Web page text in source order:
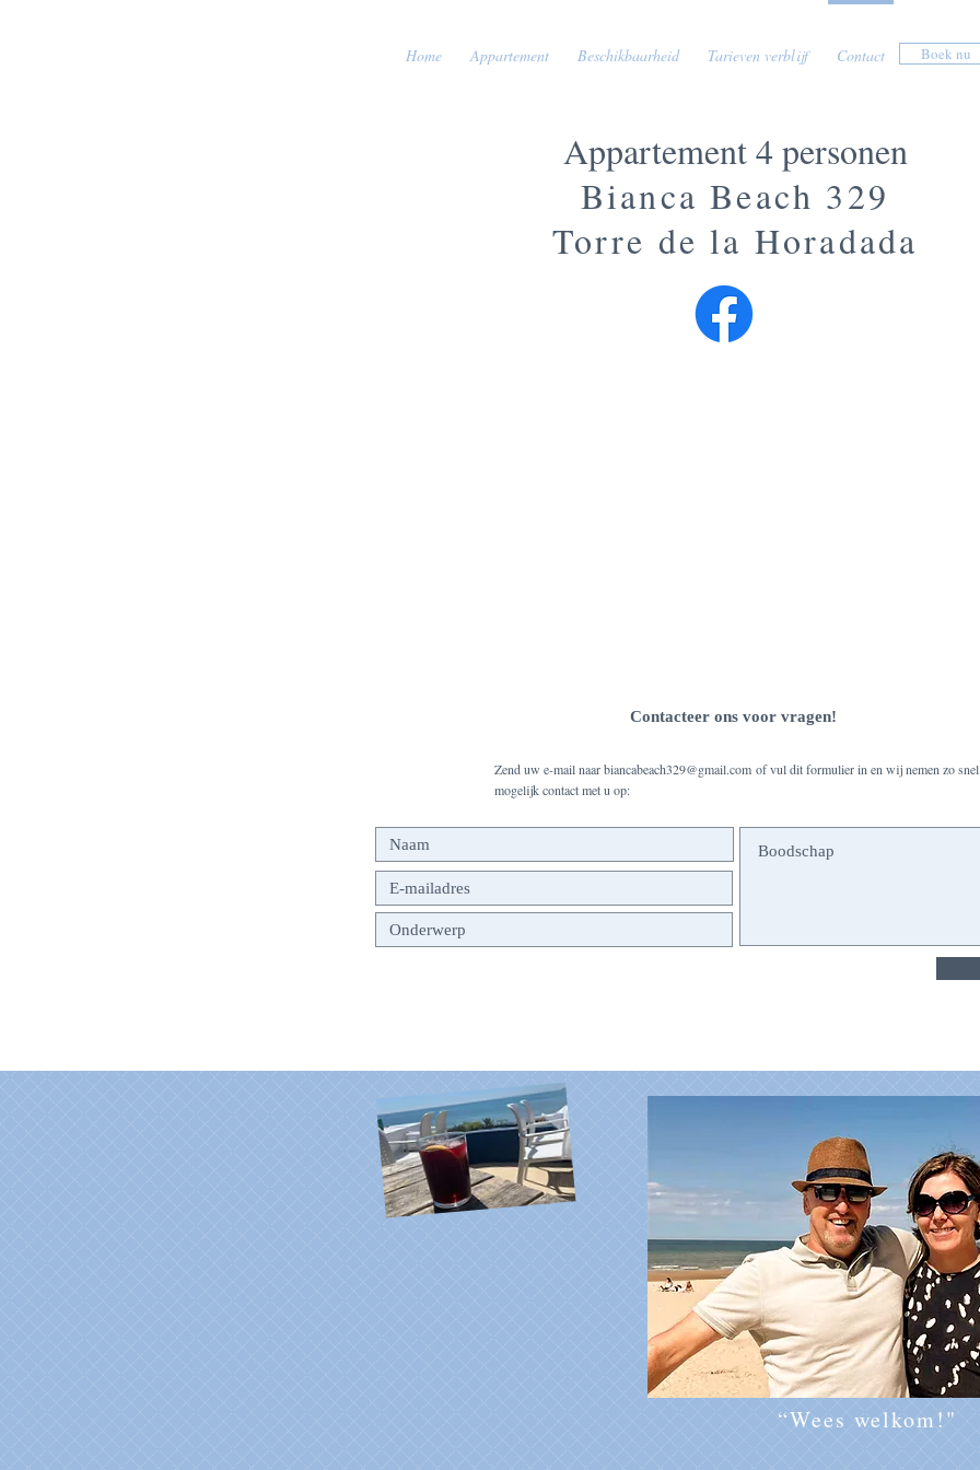
Home Appartement Beschikbaarheid Tarieven verblijf Contact Boek nu
Appartement 4 personen
Bianca Beach 329
Torre de la Horadada
Contacteer ons voor vragen!
Zend uw e-mail naarbiancabeach329@gmail.com of vul dit formulier in en wij nemen zo snel
mogelijk contact met u op:
“Wees welkom!"